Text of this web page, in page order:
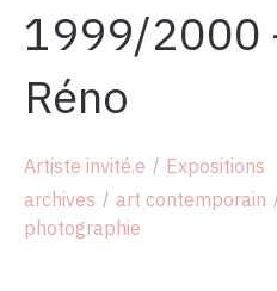
1999/2000
Réno
Artiste invité.e
Expositions
archives
art contemporain
photographie